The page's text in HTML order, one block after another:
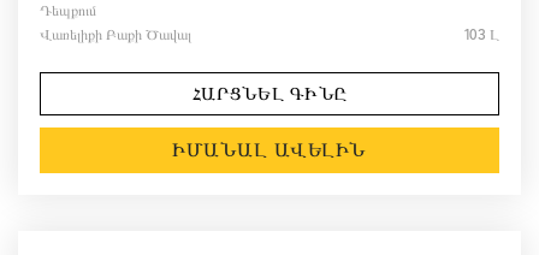
Դեպքում
Վառելիքի Բաքի Ծավալ 103 Լ
ՀԱՐՑՆԵԼ ԳԻՆԸ
ԻՄԱՆԱԼ ԱՎԵԼԻՆ